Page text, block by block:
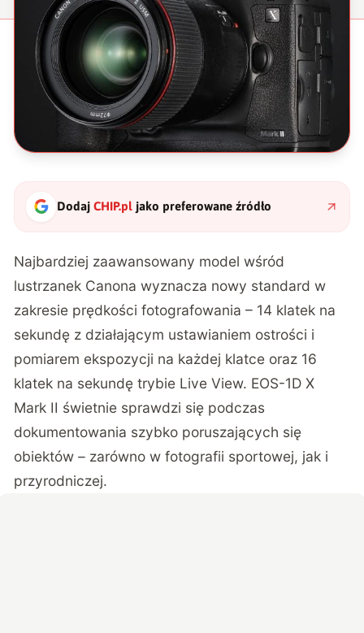
DodajCHIP.pl jako preferowane źródło
Najbardziej zaawansowany model wśród
lustrzanek Canona wyznacza nowy standard w
zakresie prędkości fotografowania – 14 klatek na
sekundę z działającym ustawianiem ostrości i
pomiarem ekspozycji na każdej klatce oraz 16
klatek na sekundę trybie Live View. EOS-1D X
Mark II świetnie sprawdzi się podczas
dokumentowania szybko poruszających się
obiektów – zarówno w fotografii sportowej, jak i
przyrodniczej.